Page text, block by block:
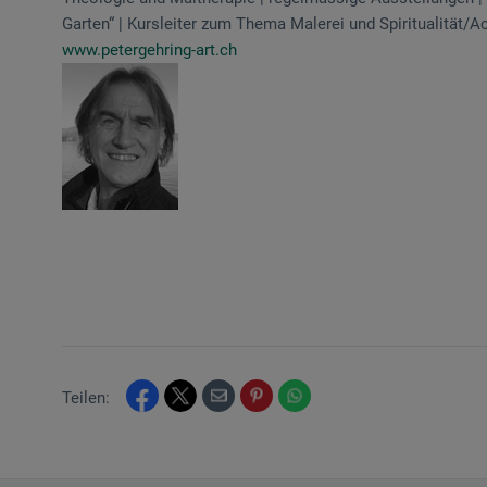
Garten“ | Kursleiter zum Thema Malerei und Spiritualität/
www.petergehring-art.ch
Teilen: